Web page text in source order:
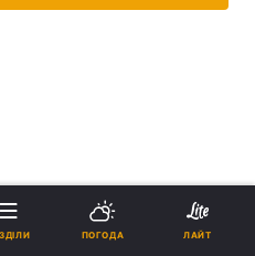
ПОГОДА ЛАЙТ